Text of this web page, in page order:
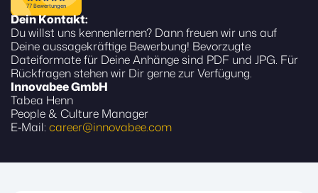
Dein Kontakt:
Du willst uns kennenlernen? Dann freuen wir uns auf
Deine aussagekräftige Bewerbung! Bevorzugte
Dateiformate für Deine Anhänge sind PDF und JPG. Für
Rückfragen stehen wir Dir gerne zur Verfügung.
Innovabee GmbH
Tabea Henn
People & Culture Manager
E‑Mail: career@innovabee.com